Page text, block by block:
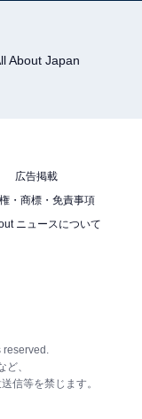
About Japan
広告掲載
・商標・免責事項
ニュースについて
reserved.
、
信等を禁じます。